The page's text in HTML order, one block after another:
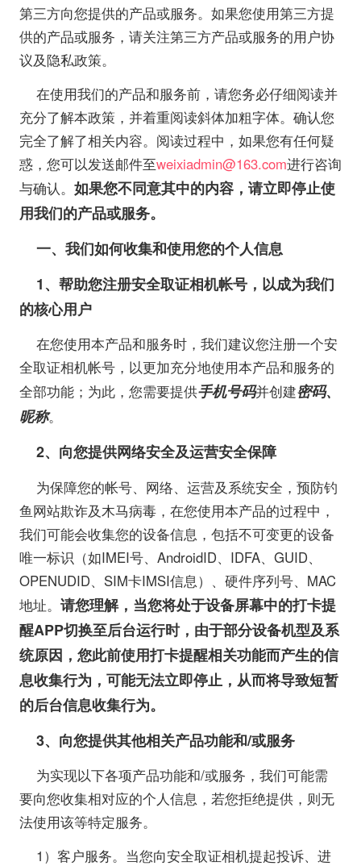
第三方向您提供的产品或服务。如果您使用第三方提
供的产品或服务，请关注第三方产品或服务的用户协
议及隐私政策。
在使用我们的产品和服务前，请您务必仔细阅读并
充分了解本政策，并着重阅读斜体加粗字体。确认您
完全了解了相关内容。阅读过程中，如果您有任何疑
惑，您可以发送邮件至weixiadmin@163.com进行咨询
与确认。 如果您不同意其中的内容，请立即停止使
用我们的产品或服务。
一、我们如何收集和使用您的个人信息
1、帮助您注册安全取证相机帐号，以成为我们
的核心用户
在您使用本产品和服务时，我们建议您注册一个安
全取证相机帐号，以更加充分地使用本产品和服务的
全部功能；为此，您需要提供手机号码并创建密码、
昵称。
2、向您提供网络安全及运营安全保障
为保障您的帐号、网络、运营及系统安全，预防钓
鱼网站欺诈及木马病毒，在您使用本产品的过程中，
我们可能会收集您的设备信息，包括不可变更的设备
唯一标识（如IMEI号、AndroidID、IDFA、GUID、
OPENUDID、SIM卡IMSI信息）、硬件序列号、MAC
地址。 请您理解，当您将处于设备屏幕中的打卡提
醒APP切换至后台运行时，由于部分设备机型及系
统原因，您此前使用打卡提醒相关功能而产生的信
息收集行为，可能无法立即停止，从而将导致短暂
的后台信息收集行为。
3、向您提供其他相关产品功能和/或服务
为实现以下各项产品功能和/或服务，我们可能需
要向您收集相对应的个人信息，若您拒绝提供，则无
法使用该等特定服务。
1）客户服务。当您向安全取证相机提起投诉、进